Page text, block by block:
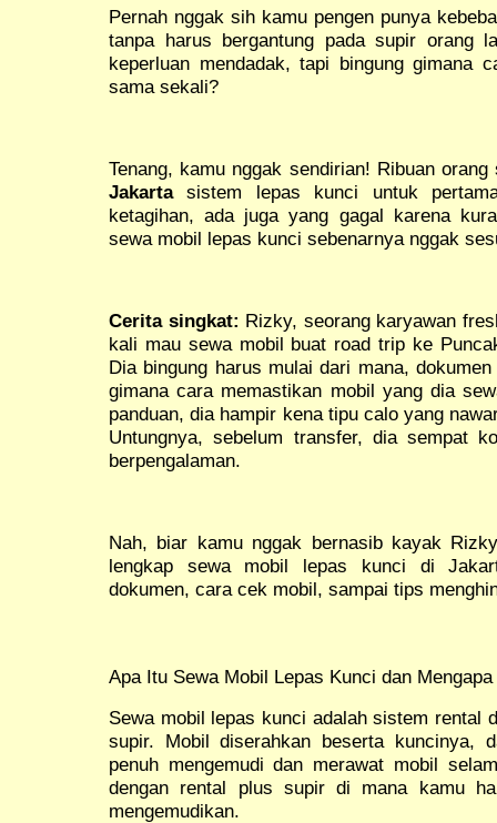
Pernah nggak sih kamu pengen punya
tanpa harus bergantung pada supir orang
keperluan mendadak, tapi bingung gimana
sama sekali?
Tenang, kamu nggak sendirian! Ribuan
Jakartasistem lepas kunci untuk
ketagihan, ada juga yang gagal karena
sewa mobil lepas kunci sebenarnya nggak
Cerita singkat: Rizky, seorang karyawan
kali mau sewa mobil buat road trip ke
Dia bingung harus mulai dari mana,
gimana cara memastikan mobil yang dia
panduan, dia hampir kena tipu calo yang
Untungnya, sebelum transfer, dia sempat
berpengalaman.
Nah, biar kamu nggak bernasib kayak
lengkap sewa mobil lepas kunci di
dokumen, cara cek mobil, sampai tips
Apa Itu Sewa Mobil Lepas Kunci dan
Sewa mobil lepas kunci adalah sistem rental
supir. Mobil diserahkan beserta kuncinya,
penuh mengemudi dan merawat mobil
dengan rental plus supir di mana kamu
mengemudikan.